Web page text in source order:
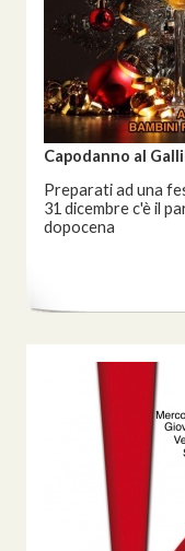
Capodanno al
Preparati ad una
31 dicembre c'è il
dopocena